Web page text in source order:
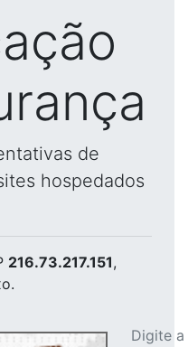
de
hospedados
216.73.217.151,
Digite